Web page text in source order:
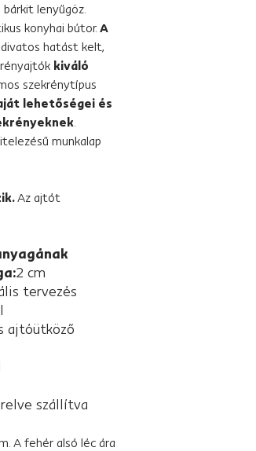
lenyűgöz.
konyhai bútor.A
hatást kelt,
kiváló
szekrénytípus
lehetőségei és
.
munkalap
Az ajtót
2 cm
tervezés
ajtóütköző
szállítva
A fehér alsó léc ára